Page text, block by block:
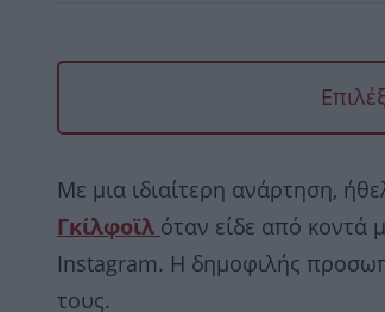
Με μια ιδιαίτερη ανάρτηση,
Γκίλφοϊλ όταν είδε από κοντά
Instagram. Η δημοφιλής
τους.